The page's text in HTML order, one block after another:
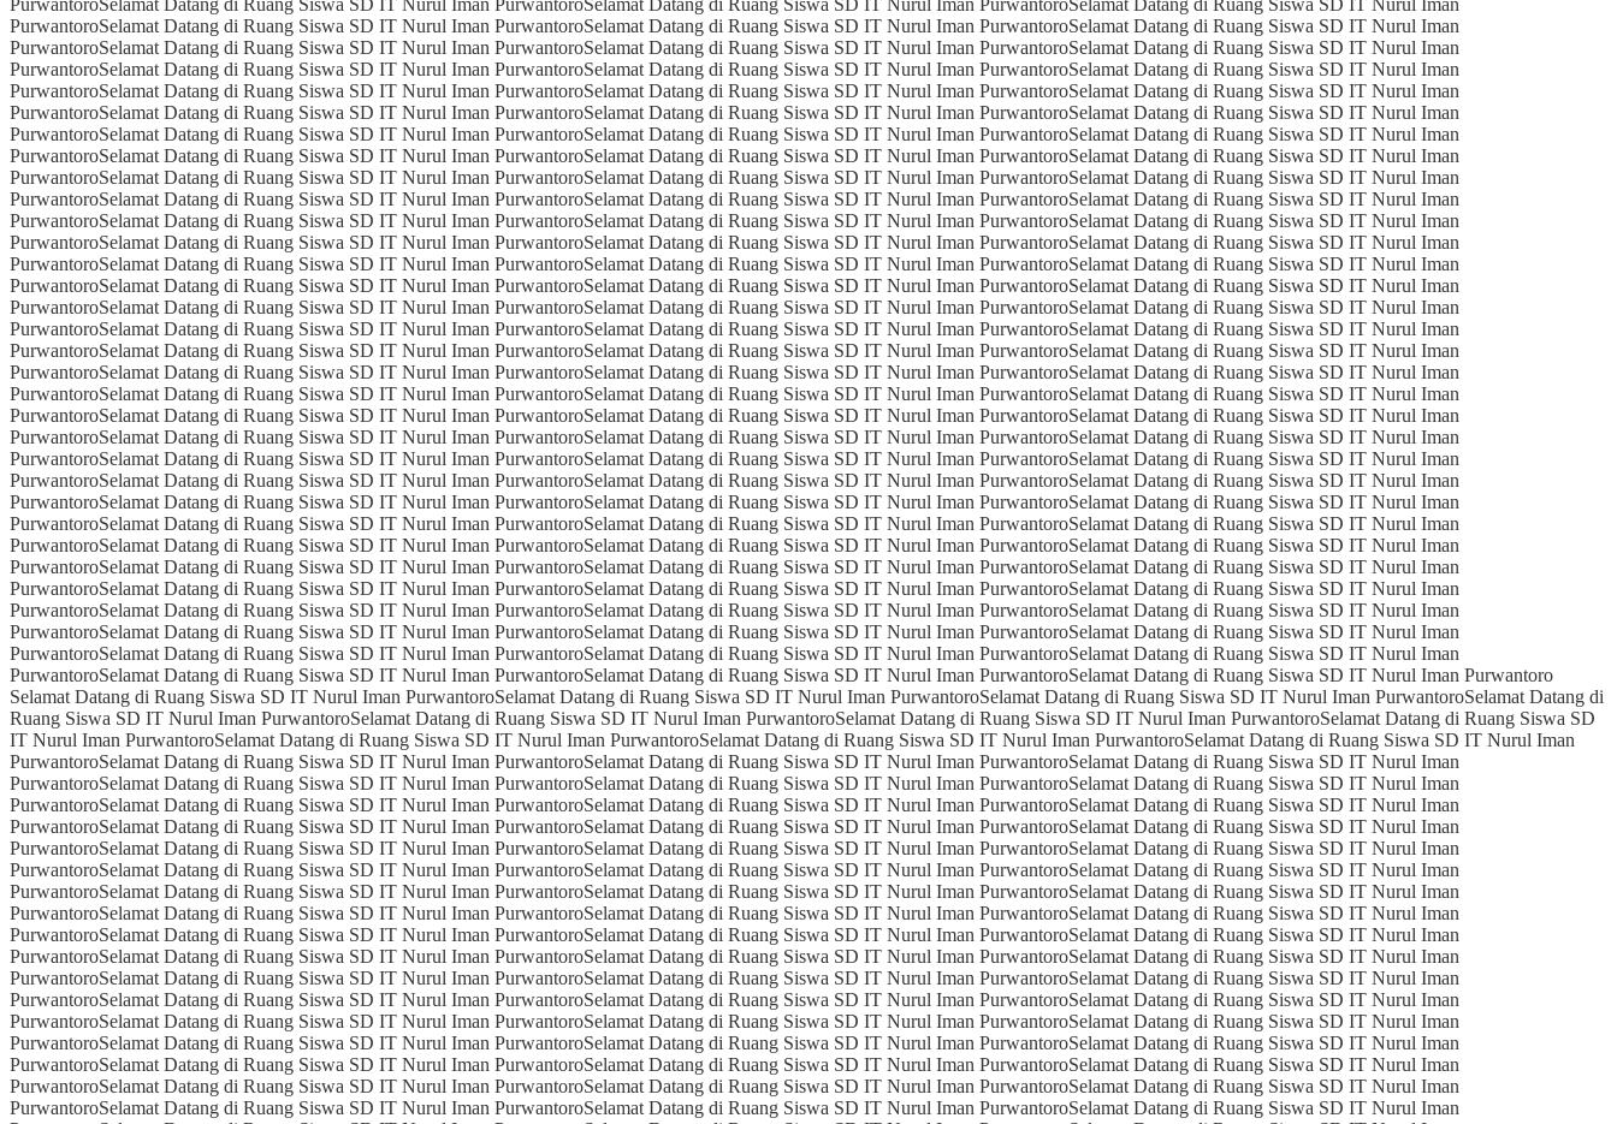
PurwantoroSelamat Datang di Ruang Siswa SD IT Nurul Iman PurwantoroSelamat Datang di Ruang Siswa SD IT Nurul Iman PurwantoroSelamat Datang di Ruang Siswa SD IT Nurul Iman
PurwantoroSelamat Datang di Ruang Siswa SD IT Nurul Iman PurwantoroSelamat Datang di Ruang Siswa SD IT Nurul Iman PurwantoroSelamat Datang di Ruang Siswa SD IT Nurul Iman
PurwantoroSelamat Datang di Ruang Siswa SD IT Nurul Iman PurwantoroSelamat Datang di Ruang Siswa SD IT Nurul Iman PurwantoroSelamat Datang di Ruang Siswa SD IT Nurul Iman
PurwantoroSelamat Datang di Ruang Siswa SD IT Nurul Iman PurwantoroSelamat Datang di Ruang Siswa SD IT Nurul Iman PurwantoroSelamat Datang di Ruang Siswa SD IT Nurul Iman
PurwantoroSelamat Datang di Ruang Siswa SD IT Nurul Iman PurwantoroSelamat Datang di Ruang Siswa SD IT Nurul Iman PurwantoroSelamat Datang di Ruang Siswa SD IT Nurul Iman
PurwantoroSelamat Datang di Ruang Siswa SD IT Nurul Iman PurwantoroSelamat Datang di Ruang Siswa SD IT Nurul Iman PurwantoroSelamat Datang di Ruang Siswa SD IT Nurul Iman
PurwantoroSelamat Datang di Ruang Siswa SD IT Nurul Iman PurwantoroSelamat Datang di Ruang Siswa SD IT Nurul Iman PurwantoroSelamat Datang di Ruang Siswa SD IT Nurul Iman
PurwantoroSelamat Datang di Ruang Siswa SD IT Nurul Iman PurwantoroSelamat Datang di Ruang Siswa SD IT Nurul Iman PurwantoroSelamat Datang di Ruang Siswa SD IT Nurul Iman
PurwantoroSelamat Datang di Ruang Siswa SD IT Nurul Iman PurwantoroSelamat Datang di Ruang Siswa SD IT Nurul Iman PurwantoroSelamat Datang di Ruang Siswa SD IT Nurul Iman
PurwantoroSelamat Datang di Ruang Siswa SD IT Nurul Iman PurwantoroSelamat Datang di Ruang Siswa SD IT Nurul Iman PurwantoroSelamat Datang di Ruang Siswa SD IT Nurul Iman
PurwantoroSelamat Datang di Ruang Siswa SD IT Nurul Iman PurwantoroSelamat Datang di Ruang Siswa SD IT Nurul Iman PurwantoroSelamat Datang di Ruang Siswa SD IT Nurul Iman
PurwantoroSelamat Datang di Ruang Siswa SD IT Nurul Iman PurwantoroSelamat Datang di Ruang Siswa SD IT Nurul Iman PurwantoroSelamat Datang di Ruang Siswa SD IT Nurul Iman
PurwantoroSelamat Datang di Ruang Siswa SD IT Nurul Iman PurwantoroSelamat Datang di Ruang Siswa SD IT Nurul Iman PurwantoroSelamat Datang di Ruang Siswa SD IT Nurul Iman
PurwantoroSelamat Datang di Ruang Siswa SD IT Nurul Iman PurwantoroSelamat Datang di Ruang Siswa SD IT Nurul Iman PurwantoroSelamat Datang di Ruang Siswa SD IT Nurul Iman
PurwantoroSelamat Datang di Ruang Siswa SD IT Nurul Iman PurwantoroSelamat Datang di Ruang Siswa SD IT Nurul Iman PurwantoroSelamat Datang di Ruang Siswa SD IT Nurul Iman
PurwantoroSelamat Datang di Ruang Siswa SD IT Nurul Iman PurwantoroSelamat Datang di Ruang Siswa SD IT Nurul Iman PurwantoroSelamat Datang di Ruang Siswa SD IT Nurul Iman
PurwantoroSelamat Datang di Ruang Siswa SD IT Nurul Iman PurwantoroSelamat Datang di Ruang Siswa SD IT Nurul Iman PurwantoroSelamat Datang di Ruang Siswa SD IT Nurul Iman
PurwantoroSelamat Datang di Ruang Siswa SD IT Nurul Iman PurwantoroSelamat Datang di Ruang Siswa SD IT Nurul Iman PurwantoroSelamat Datang di Ruang Siswa SD IT Nurul Iman
PurwantoroSelamat Datang di Ruang Siswa SD IT Nurul Iman PurwantoroSelamat Datang di Ruang Siswa SD IT Nurul Iman PurwantoroSelamat Datang di Ruang Siswa SD IT Nurul Iman
PurwantoroSelamat Datang di Ruang Siswa SD IT Nurul Iman PurwantoroSelamat Datang di Ruang Siswa SD IT Nurul Iman PurwantoroSelamat Datang di Ruang Siswa SD IT Nurul Iman
PurwantoroSelamat Datang di Ruang Siswa SD IT Nurul Iman PurwantoroSelamat Datang di Ruang Siswa SD IT Nurul Iman PurwantoroSelamat Datang di Ruang Siswa SD IT Nurul Iman
PurwantoroSelamat Datang di Ruang Siswa SD IT Nurul Iman PurwantoroSelamat Datang di Ruang Siswa SD IT Nurul Iman PurwantoroSelamat Datang di Ruang Siswa SD IT Nurul Iman
PurwantoroSelamat Datang di Ruang Siswa SD IT Nurul Iman PurwantoroSelamat Datang di Ruang Siswa SD IT Nurul Iman PurwantoroSelamat Datang di Ruang Siswa SD IT Nurul Iman
PurwantoroSelamat Datang di Ruang Siswa SD IT Nurul Iman PurwantoroSelamat Datang di Ruang Siswa SD IT Nurul Iman PurwantoroSelamat Datang di Ruang Siswa SD IT Nurul Iman
PurwantoroSelamat Datang di Ruang Siswa SD IT Nurul Iman PurwantoroSelamat Datang di Ruang Siswa SD IT Nurul Iman PurwantoroSelamat Datang di Ruang Siswa SD IT Nurul Iman
PurwantoroSelamat Datang di Ruang Siswa SD IT Nurul Iman PurwantoroSelamat Datang di Ruang Siswa SD IT Nurul Iman PurwantoroSelamat Datang di Ruang Siswa SD IT Nurul Iman
PurwantoroSelamat Datang di Ruang Siswa SD IT Nurul Iman PurwantoroSelamat Datang di Ruang Siswa SD IT Nurul Iman PurwantoroSelamat Datang di Ruang Siswa SD IT Nurul Iman
PurwantoroSelamat Datang di Ruang Siswa SD IT Nurul Iman PurwantoroSelamat Datang di Ruang Siswa SD IT Nurul Iman PurwantoroSelamat Datang di Ruang Siswa SD IT Nurul Iman
PurwantoroSelamat Datang di Ruang Siswa SD IT Nurul Iman PurwantoroSelamat Datang di Ruang Siswa SD IT Nurul Iman PurwantoroSelamat Datang di Ruang Siswa SD IT Nurul Iman
PurwantoroSelamat Datang di Ruang Siswa SD IT Nurul Iman PurwantoroSelamat Datang di Ruang Siswa SD IT Nurul Iman PurwantoroSelamat Datang di Ruang Siswa SD IT Nurul Iman
PurwantoroSelamat Datang di Ruang Siswa SD IT Nurul Iman PurwantoroSelamat Datang di Ruang Siswa SD IT Nurul Iman PurwantoroSelamat Datang di Ruang Siswa SD IT Nurul Iman Purwantoro
Selamat Datang di Ruang Siswa SD IT Nurul Iman PurwantoroSelamat Datang di Ruang Siswa SD IT Nurul Iman PurwantoroSelamat Datang di Ruang Siswa SD IT Nurul Iman PurwantoroSelamat Datang di
Ruang Siswa SD IT Nurul Iman PurwantoroSelamat Datang di Ruang Siswa SD IT Nurul Iman PurwantoroSelamat Datang di Ruang Siswa SD IT Nurul Iman PurwantoroSelamat Datang di Ruang Siswa SD
IT Nurul Iman PurwantoroSelamat Datang di Ruang Siswa SD IT Nurul Iman PurwantoroSelamat Datang di Ruang Siswa SD IT Nurul Iman PurwantoroSelamat Datang di Ruang Siswa SD IT Nurul Iman
PurwantoroSelamat Datang di Ruang Siswa SD IT Nurul Iman PurwantoroSelamat Datang di Ruang Siswa SD IT Nurul Iman PurwantoroSelamat Datang di Ruang Siswa SD IT Nurul Iman
PurwantoroSelamat Datang di Ruang Siswa SD IT Nurul Iman PurwantoroSelamat Datang di Ruang Siswa SD IT Nurul Iman PurwantoroSelamat Datang di Ruang Siswa SD IT Nurul Iman
PurwantoroSelamat Datang di Ruang Siswa SD IT Nurul Iman PurwantoroSelamat Datang di Ruang Siswa SD IT Nurul Iman PurwantoroSelamat Datang di Ruang Siswa SD IT Nurul Iman
PurwantoroSelamat Datang di Ruang Siswa SD IT Nurul Iman PurwantoroSelamat Datang di Ruang Siswa SD IT Nurul Iman PurwantoroSelamat Datang di Ruang Siswa SD IT Nurul Iman
PurwantoroSelamat Datang di Ruang Siswa SD IT Nurul Iman PurwantoroSelamat Datang di Ruang Siswa SD IT Nurul Iman PurwantoroSelamat Datang di Ruang Siswa SD IT Nurul Iman
PurwantoroSelamat Datang di Ruang Siswa SD IT Nurul Iman PurwantoroSelamat Datang di Ruang Siswa SD IT Nurul Iman PurwantoroSelamat Datang di Ruang Siswa SD IT Nurul Iman
PurwantoroSelamat Datang di Ruang Siswa SD IT Nurul Iman PurwantoroSelamat Datang di Ruang Siswa SD IT Nurul Iman PurwantoroSelamat Datang di Ruang Siswa SD IT Nurul Iman
PurwantoroSelamat Datang di Ruang Siswa SD IT Nurul Iman PurwantoroSelamat Datang di Ruang Siswa SD IT Nurul Iman PurwantoroSelamat Datang di Ruang Siswa SD IT Nurul Iman
PurwantoroSelamat Datang di Ruang Siswa SD IT Nurul Iman PurwantoroSelamat Datang di Ruang Siswa SD IT Nurul Iman PurwantoroSelamat Datang di Ruang Siswa SD IT Nurul Iman
PurwantoroSelamat Datang di Ruang Siswa SD IT Nurul Iman PurwantoroSelamat Datang di Ruang Siswa SD IT Nurul Iman PurwantoroSelamat Datang di Ruang Siswa SD IT Nurul Iman
PurwantoroSelamat Datang di Ruang Siswa SD IT Nurul Iman PurwantoroSelamat Datang di Ruang Siswa SD IT Nurul Iman PurwantoroSelamat Datang di Ruang Siswa SD IT Nurul Iman
PurwantoroSelamat Datang di Ruang Siswa SD IT Nurul Iman PurwantoroSelamat Datang di Ruang Siswa SD IT Nurul Iman PurwantoroSelamat Datang di Ruang Siswa SD IT Nurul Iman
PurwantoroSelamat Datang di Ruang Siswa SD IT Nurul Iman PurwantoroSelamat Datang di Ruang Siswa SD IT Nurul Iman PurwantoroSelamat Datang di Ruang Siswa SD IT Nurul Iman
PurwantoroSelamat Datang di Ruang Siswa SD IT Nurul Iman PurwantoroSelamat Datang di Ruang Siswa SD IT Nurul Iman PurwantoroSelamat Datang di Ruang Siswa SD IT Nurul Iman
PurwantoroSelamat Datang di Ruang Siswa SD IT Nurul Iman PurwantoroSelamat Datang di Ruang Siswa SD IT Nurul Iman PurwantoroSelamat Datang di Ruang Siswa SD IT Nurul Iman
PurwantoroSelamat Datang di Ruang Siswa SD IT Nurul Iman PurwantoroSelamat Datang di Ruang Siswa SD IT Nurul Iman PurwantoroSelamat Datang di Ruang Siswa SD IT Nurul Iman
PurwantoroSelamat Datang di Ruang Siswa SD IT Nurul Iman PurwantoroSelamat Datang di Ruang Siswa SD IT Nurul Iman PurwantoroSelamat Datang di Ruang Siswa SD IT Nurul Iman